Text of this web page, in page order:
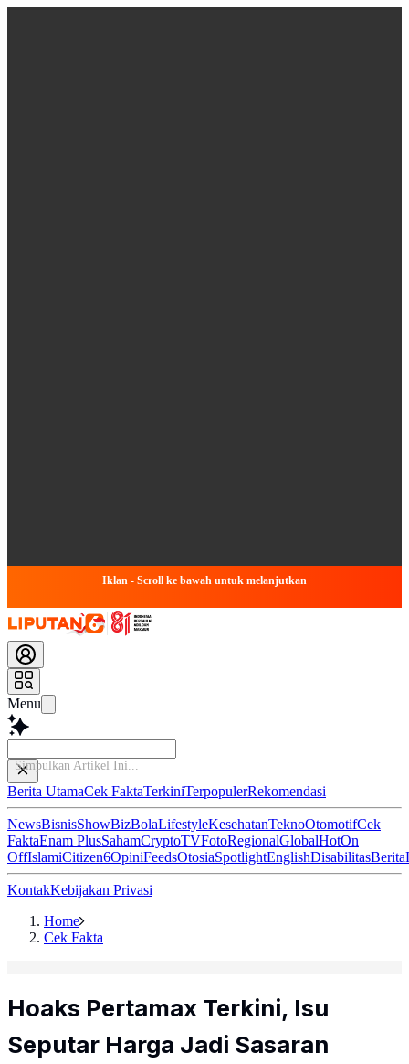
Iklan - Scroll ke bawah untuk melanjutkan
Menu
Simpulkan Artikel
Berita UtamaCek FaktaTerkiniTerpopulerRekomendasi
NewsBisnisShowBizBolaLifestyleKesehatanTeknoOtomotifCek
FaktaEnam PlusSahamCryptoTVFotoRegionalGlobalHotOn
OffIslamiCitizen6OpiniFeedsOtosiaSpotlightEnglishDisabilitasBerita
KontakKebijakan Privasi
Home
Cek Fakta
Hoaks Pertamax Terkini, Isu
Seputar Harga Jadi Sasaran